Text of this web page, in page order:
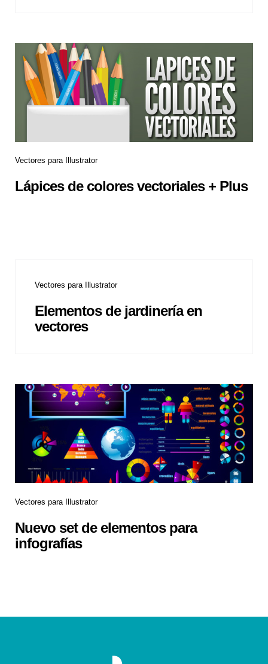
Vectores para Illustrator
Lápices de colores vectoriales + Plus
Vectores para Illustrator
Elementos de jardinería en
vectores
Vectores para Illustrator
Nuevo set de elementos para
infografías